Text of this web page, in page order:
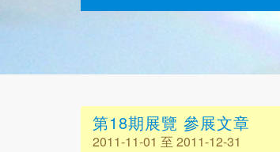
第18期展覽 參展文章
2011-11-01 至 2011-12-31